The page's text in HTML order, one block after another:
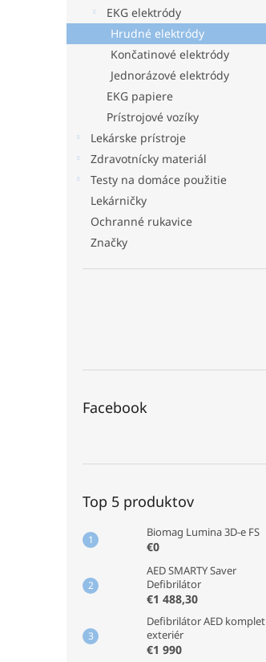
EKG elektródy
Hrudné elektródy
Končatinové elektródy
Jednorázové elektródy
EKG papiere
Prístrojové vozíky
Lekárske prístroje
Zdravotnícky materiál
Testy na domáce použitie
Lekárničky
Ochranné rukavice
Značky
Facebook
Top 5 produktov
Biomag Lumina 3D-e FS
€0
AED SMARTY Saver
Defibrilátor
€1 488,30
Defibrilátor AED komplet
exteriér
€1 990